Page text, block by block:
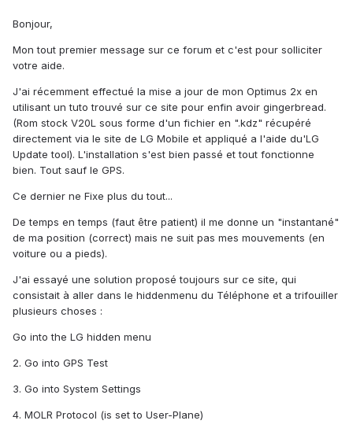
Bonjour,
Mon tout premier message sur ce forum et c'est pour solliciter
votre aide.
J'ai récemment effectué la mise a jour de mon Optimus 2x en
utilisant un tuto trouvé sur ce site pour enfin avoir gingerbread.
(Rom stock V20L sous forme d'un fichier en ".kdz" récupéré
directement via le site de LG Mobile et appliqué a l'aide du'LG
Update tool). L'installation s'est bien passé et tout fonctionne
bien. Tout sauf le GPS.
Ce dernier ne Fixe plus du tout...
De temps en temps (faut être patient) il me donne un "instantané"
de ma position (correct) mais ne suit pas mes mouvements (en
voiture ou a pieds).
J'ai essayé une solution proposé toujours sur ce site, qui
consistait à aller dans le hiddenmenu du Téléphone et a trifouiller
plusieurs choses :
Go into the LG hidden menu
2. Go into GPS Test
3. Go into System Settings
4. MOLR Protocol (is set to User-Plane)